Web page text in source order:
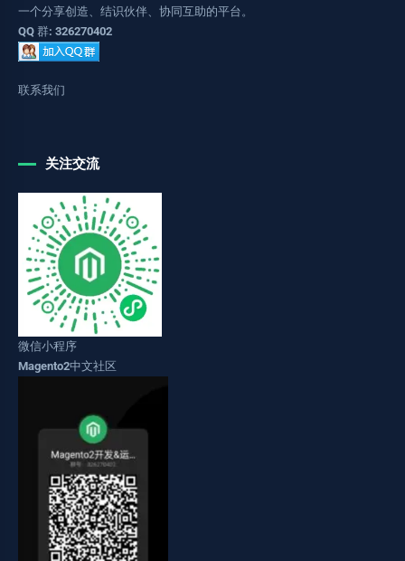
一个分享创造、结识伙伴、协同互助的平台。
QQ 群: 326270402
联系我们
关注交流
微信小程序
Magento2中文社区